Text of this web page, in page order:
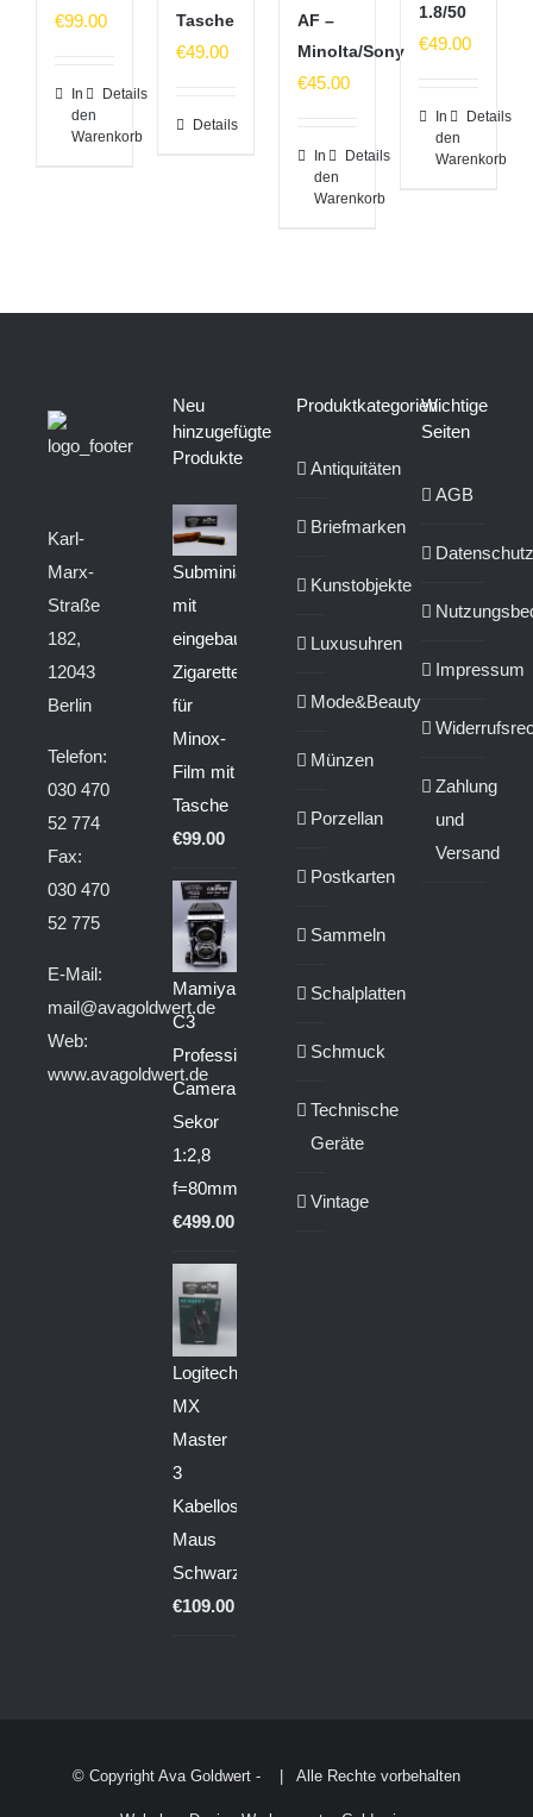
€99.00
In
den
Warenkorb
Details
Tasche
€49.00
Details
AF –
Minolta/Sony
€45.00
In
den
Warenkorb
Details
1.8/50
€49.00
In
den
Warenkorb
Details
Karl-
Marx-
Straße
182,
12043
Berlin
Telefon:
030 470
52 774
Fax:
030 470
52 775
E-Mail:
mail@avagoldwert.de
Web:
www.avagoldwert.de
Neu
hinzugefügte
Produkte
Subminiaturkamera
mit
eingebautem
Zigarettenanzünder
für
Minox-
Film mit
Tasche
€99.00
Mamiya
C3
Professional
Camera
Sekor
1:2,8
f=80mm
€499.00
Logitech
MX
Master
3
Kabellose
Maus
Schwarz
€109.00
Produktkategorien
Antiquitäten
Briefmarken
Kunstobjekte
Luxusuhren
Mode&Beauty
Münzen
Porzellan
Postkarten
Sammeln
Schalplatten
Schmuck
Technische
Geräte
Vintage
Wichtige
Seiten
AGB
Datenschutz
Impressum
Zahlung
und
Versand
© Copyright Ava Goldwert - | Alle Rechte vorbehalten